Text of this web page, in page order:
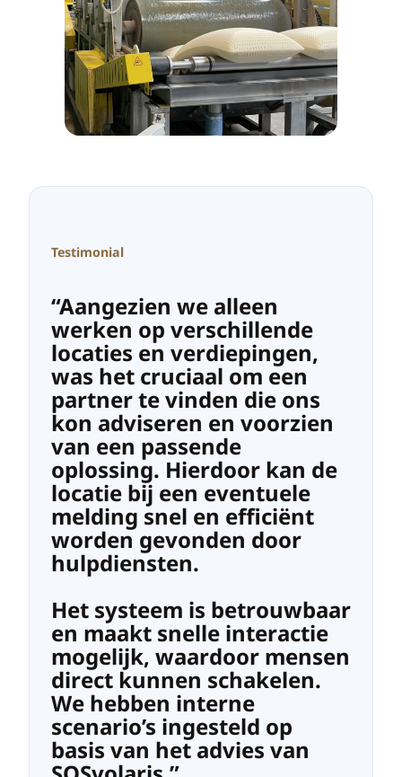
Testimonial
“Aangezien we alleen
werken op verschillende
locaties en verdiepingen,
was het cruciaal om een
partner te vinden die ons
kon adviseren en voorzien
van een passende
oplossing. Hierdoor kan de
locatie bij een eventuele
melding snel en efficiënt
worden gevonden door
hulpdiensten.
Het systeem is betrouwbaar
en maakt snelle interactie
mogelijk, waardoor mensen
direct kunnen schakelen.
We hebben interne
scenario’s ingesteld op
basis van het advies van